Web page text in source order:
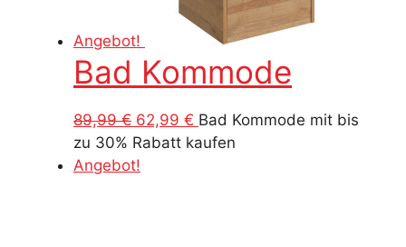
Angebot!
Bad Kommode
89,99€ Ursprünglicher
Preis
war:
62,99 € Aktueller
Preis
Bad Kommode mit bis
zu 30% Rabatt kaufen
Angebot!